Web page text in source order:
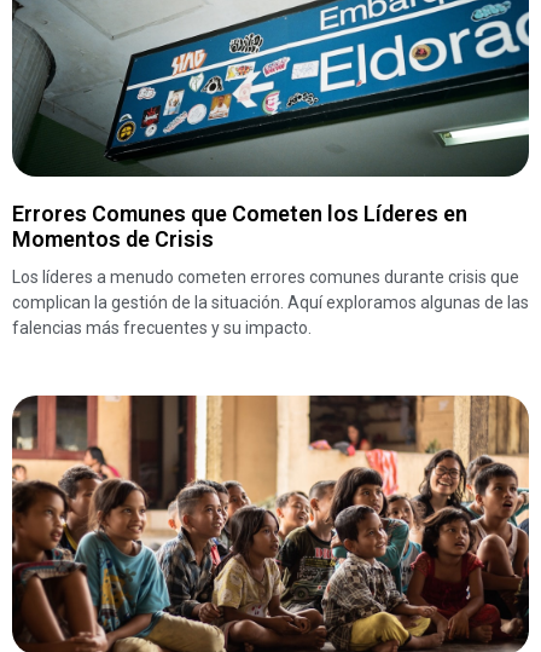
Errores Comunes que Cometen los Líderes en
Momentos de Crisis
Los líderes a menudo cometen errores comunes durante crisis que
complican la gestión de la situación. Aquí exploramos algunas de las
falencias más frecuentes y su impacto.